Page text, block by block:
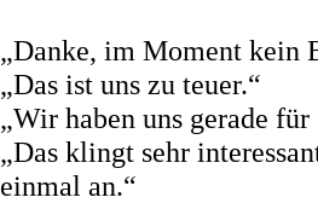
„Danke, im Moment kein
„Das ist uns zu teuer.“
„Wir haben uns gerade
„Das klingt sehr
einmal an.“